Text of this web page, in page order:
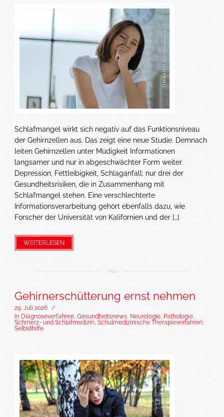
Schlafmangel wirkt sich negativ auf das Funktionsniveau
der Gehirnzellen aus. Das zeigt eine neue Studie. Demnach
leiten Gehirnzellen unter Müdigkeit Informationen
langsamer und nur in abgeschwächter Form weiter.
Depression, Fettleibigkeit, Schlaganfall: nur drei der
Gesundheitsrisiken, die in Zusammenhang mit
Schlafmangel stehen. Eine verschlechterte
Informationsverarbeitung gehört ebenfalls dazu, wie
Forscher der Universität von Kalifornien und der […]
WEITERLESEN
Gehirnerschütterung ernst nehmen
29. Juli 2026 /
in Diagnoseverfahren, Gesundheitsnews, Neurologie, Pathologie,
Schmerz- und Schlafmedizin, Schulmedizinische Therapieverfahren,
Selbsthilfe